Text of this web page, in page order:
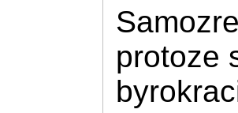
protoze